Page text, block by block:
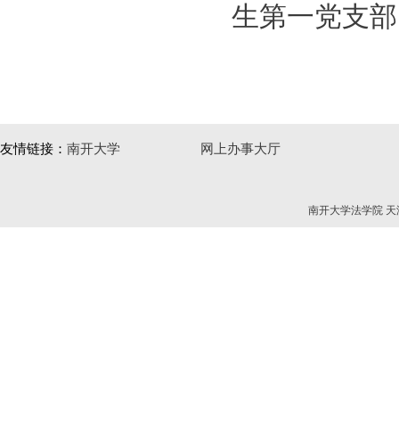
生第一党支
友情链接： 南开大学 网上办事大厅
南开大学法学院